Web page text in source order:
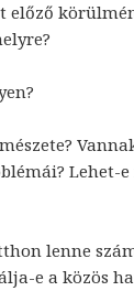
előző
Lehet-
lenne
e a közös